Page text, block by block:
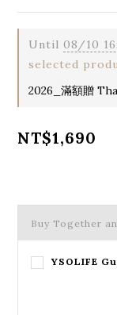
Until 08/10
selected
2026_滿額贈
NT$1,690
Buy Together
YSOLIFE